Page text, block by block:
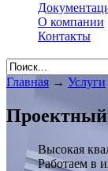
О компании
Контакты
Главная → Услуги
Проектный
Высокая
Работаем в